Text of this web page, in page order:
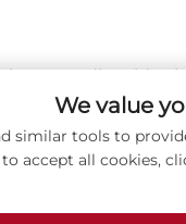
118 شارع ليانغيو الشرقية،
ونتشو، مقاطعة تشيجيانغ،
We value
similar tools to
accept all cookies,